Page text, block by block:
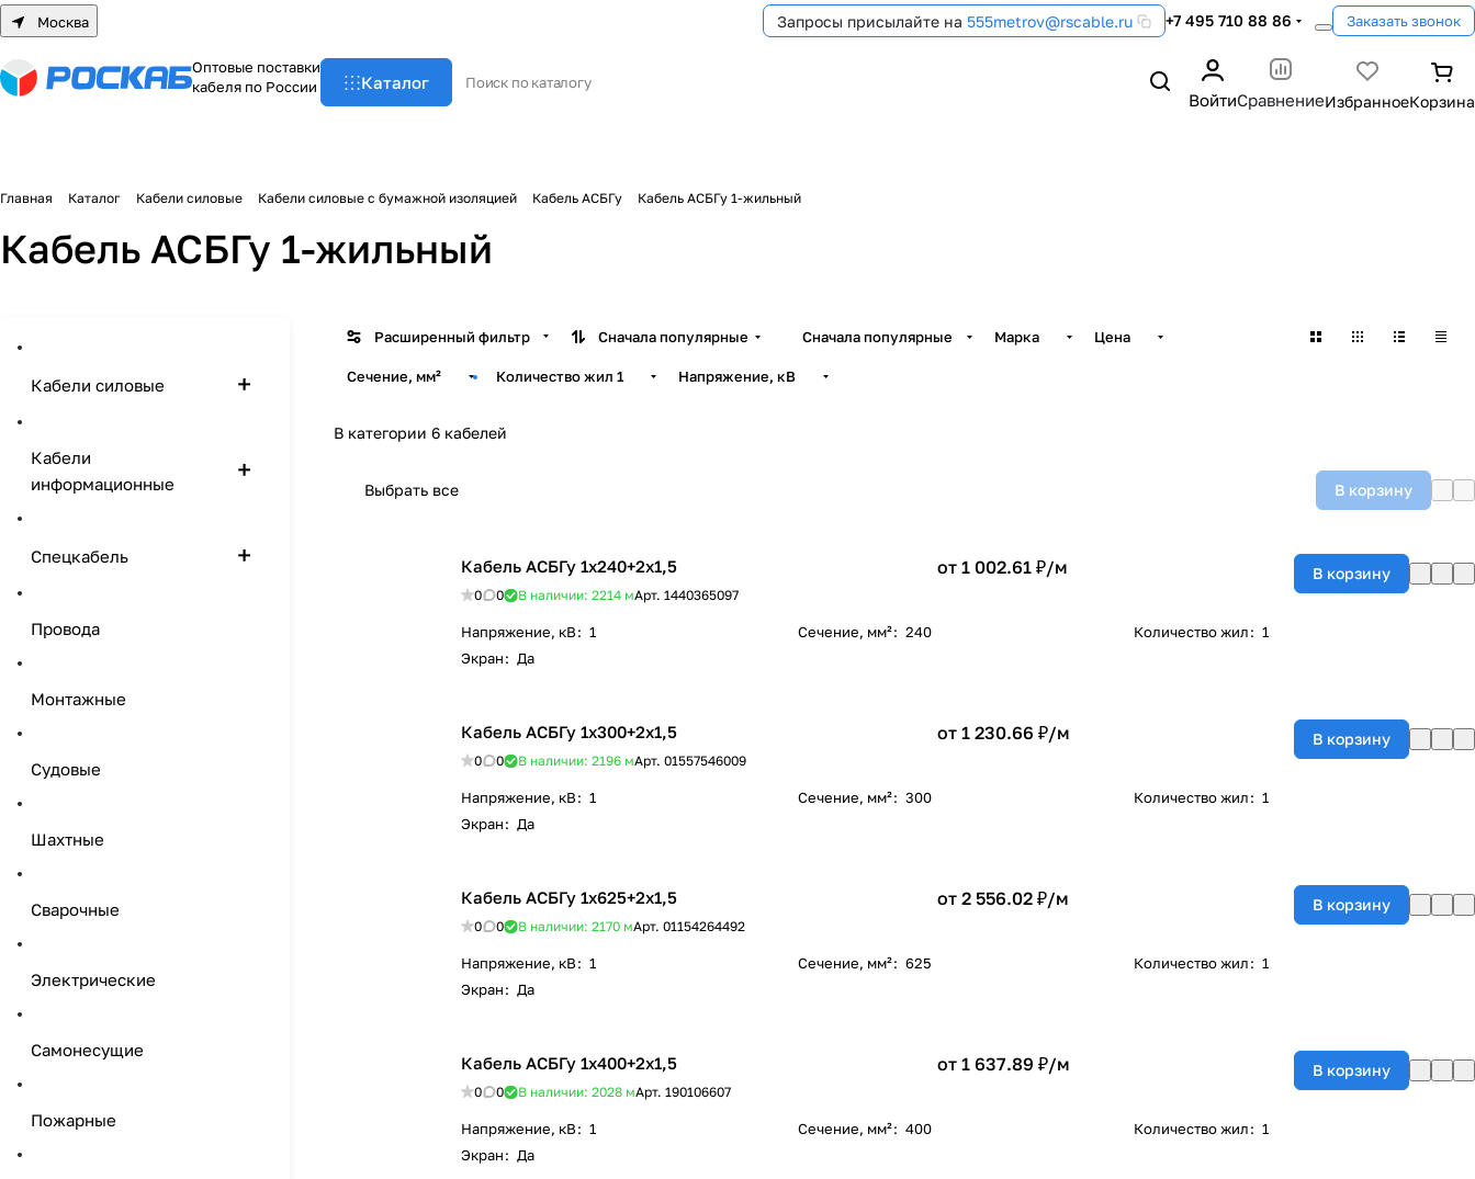
Москва Запросы присылайте на 555metrov@rscable.ru +7 495 710 88 86 Заказать звонок
Оптовые поставки
кабеля по России
Каталог
ВойтиСравнение
Главная Каталог Кабели силовые Кабели силовые с бумажной изоляцией Кабель АСБГу Кабель АСБГу 1-жильный
Кабель АСБГу 1-жильный
Расширенный фильтр Сначала популярные Сначала популярные Марка Цена
Сечение, мм² Количество жил 1 Напряжение, кВ
В категории 6 кабелей
Выбрать все В корзину
Кабель АСБГу 1х240+2х1,5
0 0 В наличии: 2214 мАрт. 1440365097
от 1 002.61 ₽/м В корзину
Напряжение, кВ: 1 Сечение, мм²: 240 Количество жил: 1
Экран: Да
Кабель АСБГу 1х300+2х1,5
0 0 В наличии: 2196 мАрт. 01557546009
от 1 230.66 ₽/м В корзину
Напряжение, кВ: 1 Сечение, мм²: 300 Количество жил: 1
Экран: Да
Кабель АСБГу 1х625+2х1,5
0 0 В наличии: 2170 мАрт. 01154264492
от 2 556.02 ₽/м В корзину
Напряжение, кВ: 1 Сечение, мм²: 625 Количество жил: 1
Экран: Да
Кабель АСБГу 1х400+2х1,5
0 0 В наличии: 2028 мАрт. 190106607
от 1 637.89 ₽/м В корзину
Напряжение, кВ: 1 Сечение, мм²: 400 Количество жил: 1
Экран: Да
Кабели силовые
Кабели
информационные
Спецкабель
Провода
Монтажные
Судовые
Шахтные
Сварочные
Электрические
Самонесущие
Пожарные